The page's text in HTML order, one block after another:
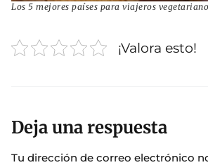
Los 5 mejores países para viajeros
¡Valora esto!
Deja una respuesta
Tu dirección de correo electrónico